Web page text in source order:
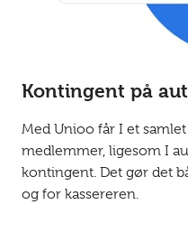
Kontingent på
Med Unioo får I et
medlemmer, ligesom I
kontingent. Det gør det
og for kassereren.